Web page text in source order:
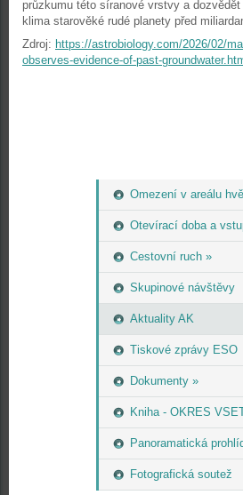
Omezení v areálu
Otevírací doba a
Cestovní ruch »
Skupinové návštěvy
Aktuality AK
Tiskové zprávy ESO
Dokumenty »
Kniha - OKRES
Panoramatická
Fotografická soutež
průzkumu této síranové vrstvy a
klima starověké rudé planety před
Zdroj: https://astrobiology.com/2026/02/
observes-evidence-of-past-